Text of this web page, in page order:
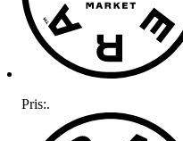
Pris:.